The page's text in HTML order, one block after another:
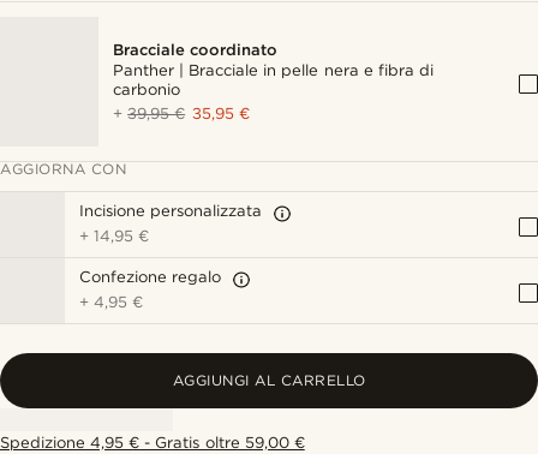
Bracciale coordinato
Panther | Bracciale in pelle nera e fibra di
carbonio
+39,95 € 35,95 €
AGGIORNA CON
Incisione personalizzata
+14,95 €
Confezione regalo
+4,95 €
AGGIUNGI AL CARRELLO
Spedizione 4,95 € - Gratis oltre 59,00 €